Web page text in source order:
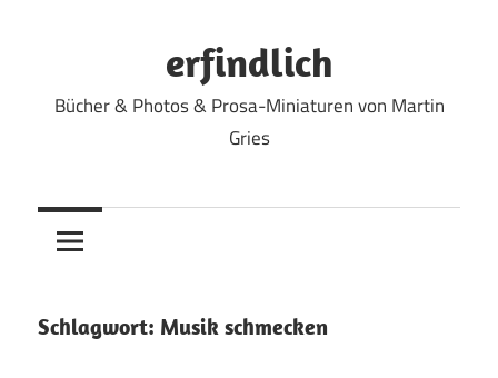
erfindlich
Bücher & Photos & Prosa-Miniaturen von Martin
Gries
Schlagwort: Musik schmecken